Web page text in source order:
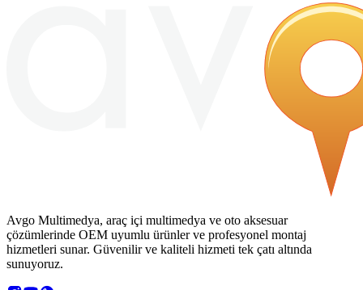
Avgo Multimedya, araç içi multimedya ve oto aksesuar
çözümlerinde OEM uyumlu ürünler ve profesyonel montaj
hizmetleri sunar. Güvenilir ve kaliteli hizmeti tek çatı altında
sunuyoruz.